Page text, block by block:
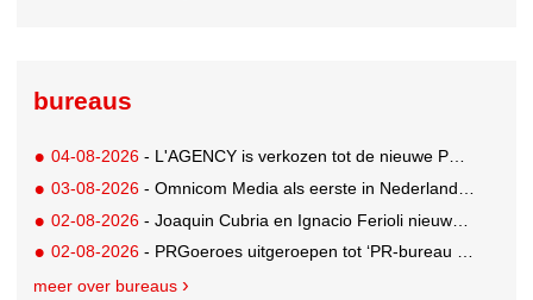
bureaus
04-08-2026 - L'AGENCY is verkozen tot de nieuwe PR-partner van KoRo
03-08-2026 - Omnicom Media als eerste in Nederland actief met advertenties in ChatGPT
02-08-2026 - Joaquin Cubria en Ignacio Ferioli nieuwe Global CCO’s GUT, Renata Neumann Global Head of Production
02-08-2026 - PRGoeroes uitgeroepen tot ‘PR-bureau van het jaar 2026’
meer over bureaus